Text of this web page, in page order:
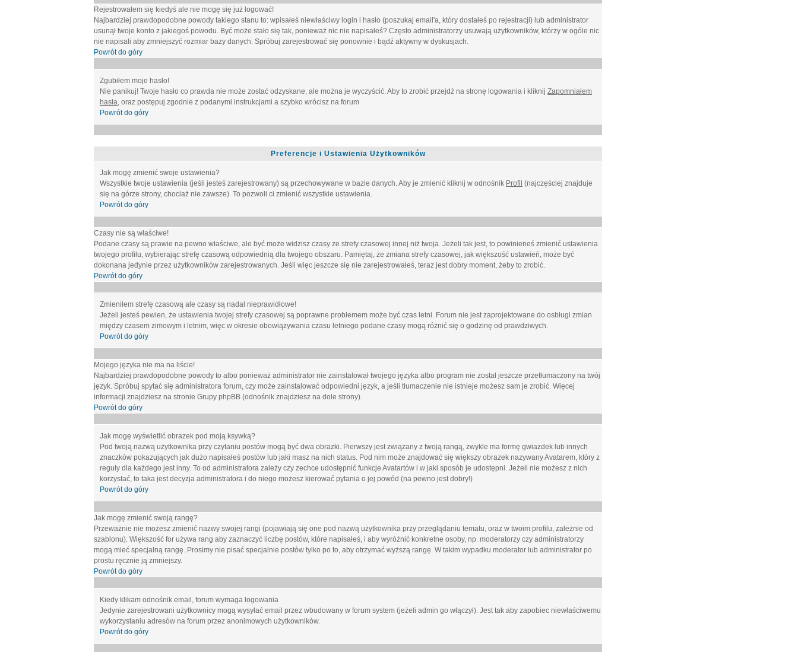
Rejestrowałem się kiedyś ale nie mogę się już logować!
Najbardziej prawdopodobne powody takiego stanu to: wpisałeś niewłaściwy login i hasło (poszukaj email'a, który dostałeś po rejestracji) lub administrator
usunął twoje konto z jakiegoś powodu. Być może stało się tak, ponieważ nic nie napisałeś? Często administratorzy usuwają użytkowników, którzy w ogóle nic
nie napisali aby zmniejszyć rozmiar bazy danych. Spróbuj zarejestrować się ponownie i bądź aktywny w dyskusjach.
Powrót do góry
Zgubiłem moje hasło!
Nie panikuj! Twoje hasło co prawda nie może zostać odzyskane, ale można je wyczyścić. Aby to zrobić przejdź na stronę logowania i kliknij Zapomniałem
hasła, oraz postępuj zgodnie z podanymi instrukcjami a szybko wrócisz na forum
Powrót do góry
Preferencje i Ustawienia Użytkowników
Jak mogę zmienić swoje ustawienia?
Wszystkie twoje ustawienia (jeśli jesteś zarejestrowany) są przechowywane w bazie danych. Aby je zmienić kliknij w odnośnik Profil (najczęściej znajduje
się na górze strony, chociaż nie zawsze). To pozwoli ci zmienić wszystkie ustawienia.
Powrót do góry
Czasy nie są właściwe!
Podane czasy są prawie na pewno właściwe, ale być może widzisz czasy ze strefy czasowej innej niż twoja. Jeżeli tak jest, to powinieneś zmienić ustawienia
twojego profilu, wybierając strefę czasową odpowiednią dla twojego obszaru. Pamiętaj, że zmiana strefy czasowej, jak większość ustawień, może być
dokonana jedynie przez użytkowników zarejestrowanych. Jeśli więc jeszcze się nie zarejestrowałeś, teraz jest dobry moment, żeby to zrobić.
Powrót do góry
Zmieniłem strefę czasową ale czasy są nadal nieprawidłowe!
Jeżeli jesteś pewien, że ustawienia twojej strefy czasowej są poprawne problemem może być czas letni. Forum nie jest zaprojektowane do osbługi zmian
między czasem zimowym i letnim, więc w okresie obowiązywania czasu letniego podane czasy mogą różnić się o godzinę od prawdziwych.
Powrót do góry
Mojego języka nie ma na liście!
Najbardziej prawdopodobne powody to albo ponieważ administrator nie zainstalował twojego języka albo program nie został jeszcze przetłumaczony na twój
język. Spróbuj spytać się administratora forum, czy może zainstalować odpowiedni język, a jeśli tłumaczenie nie istnieje możesz sam je zrobić. Więcej
informacji znajdziesz na stronie Grupy phpBB (odnośnik znajdziesz na dole strony).
Powrót do góry
Jak mogę wyświetlić obrazek pod moją ksywką?
Pod twoją nazwą użytkownika przy czytaniu postów mogą być dwa obrazki. Pierwszy jest związany z twoją rangą, zwykle ma formę gwiazdek lub innych
znaczków pokazujących jak dużo napisałeś postów lub jaki masz na nich status. Pod nim może znajdować się większy obrazek nazywany Avatarem, który z
reguły dla każdego jest inny. To od administratora zależy czy zechce udostępnić funkcje Avatartów i w jaki sposób je udostępni. Jeżeli nie możesz z nich
korzystać, to taka jest decyzja administratora i do niego możesz kierować pytania o jej powód (na pewno jest dobry!)
Powrót do góry
Jak mogę zmienić swoją rangę?
Przeważnie nie możesz zmienić nazwy swojej rangi (pojawiają się one pod nazwą użytkownika przy przeglądaniu tematu, oraz w twoim profilu, zależnie od
szablonu). Większość for używa rang aby zaznaczyć liczbę postów, które napisałeś, i aby wyróżnić konkretne osoby, np. moderatorzy czy administratorzy
mogą mieć specjalną rangę. Prosimy nie pisać specjalnie postów tylko po to, aby otrzymać wyższą rangę. W takim wypadku moderator lub administrator po
prostu ręcznie ją zmniejszy.
Powrót do góry
Kiedy klikam odnośnik email, forum wymaga logowania
Jedynie zarejestrowani użytkownicy mogą wysyłać email przez wbudowany w forum system (jeżeli admin go włączył). Jest tak aby zapobiec niewłaściwemu
wykorzystaniu adresów na forum przez anonimowych użytkowników.
Powrót do góry